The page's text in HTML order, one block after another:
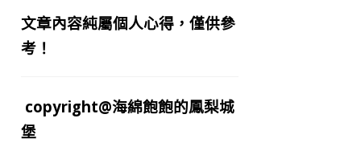
文章內容純屬個人心得，僅供參
考！
copyright@海綿飽飽的鳳梨城
堡